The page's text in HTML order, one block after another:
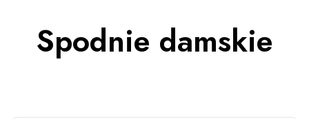
Spodnie damskie